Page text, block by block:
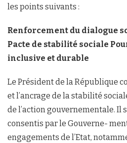
les points suivants :
Renforcement du dialogue
Pacte de stabilité sociale
inclusive et durable
Le Président de la République
et l’ancrage de la stabilité
de l’action gouvernementale. Il
consentis par le Gouverne-
engagements de l’Etat,